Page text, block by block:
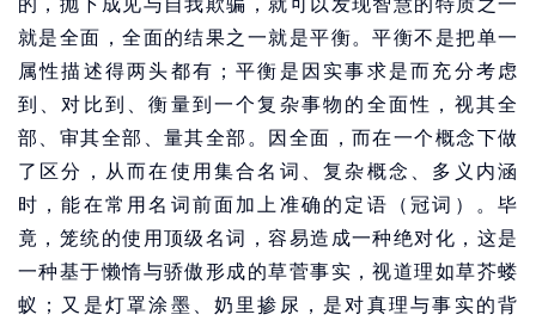
的，抛下成见与自我欺骗，就可以发现智慧的特质之一
就是全面，全面的结果之一就是平衡。平衡不是把单一
属性描述得两头都有；平衡是因实事求是而充分考虑
到、对比到、衡量到一个复杂事物的全面性，视其全
部、审其全部、量其全部。因全面，而在一个概念下做
了区分，从而在使用集合名词、复杂概念、多义内涵
时，能在常用名词前面加上准确的定语（冠词）。毕
竟，笼统的使用顶级名词，容易造成一种绝对化，这是
一种基于懒惰与骄傲形成的草菅事实，视道理如草芥蝼
蚁；又是灯罩涂墨、奶里掺尿，是对真理与事实的背